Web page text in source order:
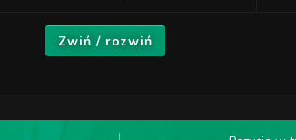
Zwiń / rozwiń